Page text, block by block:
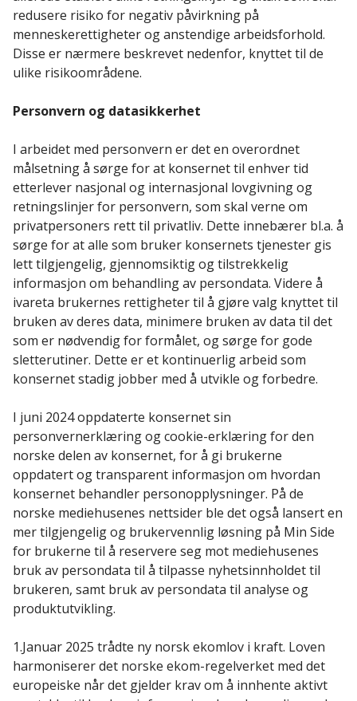
redusere risiko for negativ påvirkning på
menneskerettigheter og anstendige arbeidsforhold.
Disse er nærmere beskrevet nedenfor, knyttet til de
ulike risikoområdene.
Personvern og datasikkerhet
I arbeidet med personvern er det en overordnet
målsetning å sørge for at konsernet til enhver tid
etterlever nasjonal og internasjonal lovgivning og
retningslinjer for personvern, som skal verne om
privatpersoners rett til privatliv. Dette innebærer bl.a. å
sørge for at alle som bruker konsernets tjenester gis
lett tilgjengelig, gjennomsiktig og tilstrekkelig
informasjon om behandling av persondata. Videre å
ivareta brukernes rettigheter til å gjøre valg knyttet til
bruken av deres data, minimere bruken av data til det
som er nødvendig for formålet, og sørge for gode
sletterutiner. Dette er et kontinuerlig arbeid som
konsernet stadig jobber med å utvikle og forbedre.
I juni 2024 oppdaterte konsernet sin
personvernerklæring og cookie-erklæring for den
norske delen av konsernet, for å gi brukerne
oppdatert og transparent informasjon om hvordan
konsernet behandler personopplysninger. På de
norske mediehusenes nettsider ble det også lansert en
mer tilgjengelig og brukervennlig løsning på Min Side
for brukerne til å reservere seg mot mediehusenes
bruk av persondata til å tilpasse nyhetsinnholdet til
brukeren, samt bruk av persondata til analyse og
produktutvikling.
1.Januar 2025 trådte ny norsk ekomlov i kraft. Loven
harmoniserer det norske ekom-regelverket med det
europeiske når det gjelder krav om å innhente aktivt